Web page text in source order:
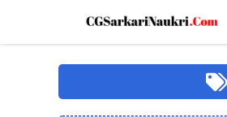
content